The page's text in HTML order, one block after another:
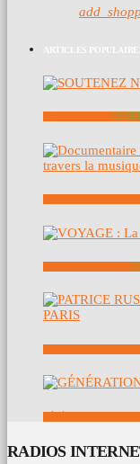
ARTICLES
SOUTENEZ NOUS –
DOCUMENTAIRE |
VOYAGE : LA
PATRICE RUSHEN EN
GÉNÉRATION SOUL
RADIOS